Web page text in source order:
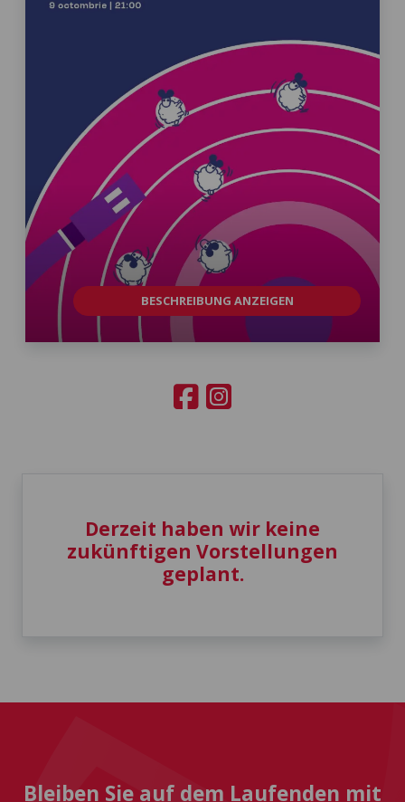
BESCHREIBUNG ANZEIGEN
Derzeit haben wir keine
zukünftigen Vorstellungen
geplant.
Bleiben Sie auf dem Laufenden mit